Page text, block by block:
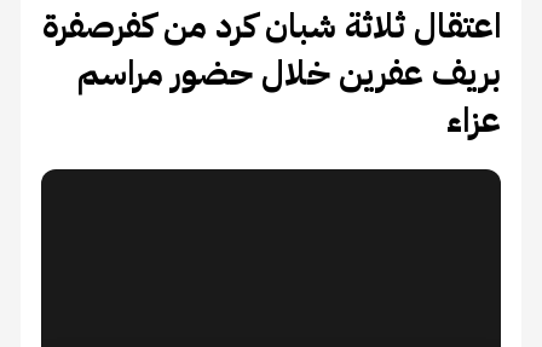
اعتقال ثلاثة شبان كرد من كفرصفرة
بريف عفرين خلال حضور مراسم
عزاء